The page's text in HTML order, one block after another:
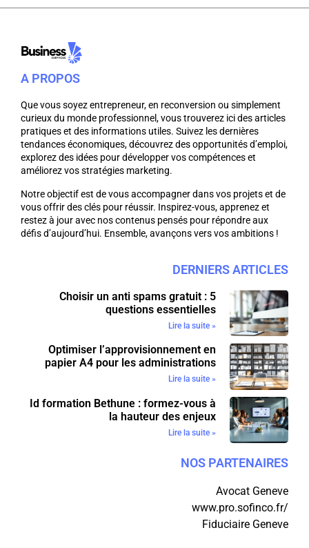
A PROPOS
Que vous soyez entrepreneur, en reconversion ou simplement
curieux du monde professionnel, vous trouverez ici des articles
pratiques et des informations utiles. Suivez les dernières
tendances économiques, découvrez des opportunités d’emploi,
explorez des idées pour développer vos compétences et
améliorez vos stratégies marketing.
Notre objectif est de vous accompagner dans vos projets et de
vous offrir des clés pour réussir. Inspirez-vous, apprenez et
restez à jour avec nos contenus pensés pour répondre aux
défis d’aujourd’hui. Ensemble, avançons vers vos ambitions !
DERNIERS ARTICLES
Choisir un anti spams gratuit : 5
questions essentielles
Lire la suite »
Optimiser l’approvisionnement en
papier A4 pour les administrations
Lire la suite »
Id formation Bethune : formez-vous à
la hauteur des enjeux
Lire la suite »
NOS PARTENAIRES
Avocat Geneve
www.pro.sofinco.fr/
Fiduciaire Geneve